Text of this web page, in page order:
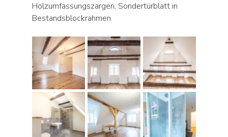
Holzumfassungszargen, Sondertürblatt in
Bestandsblockrahmen